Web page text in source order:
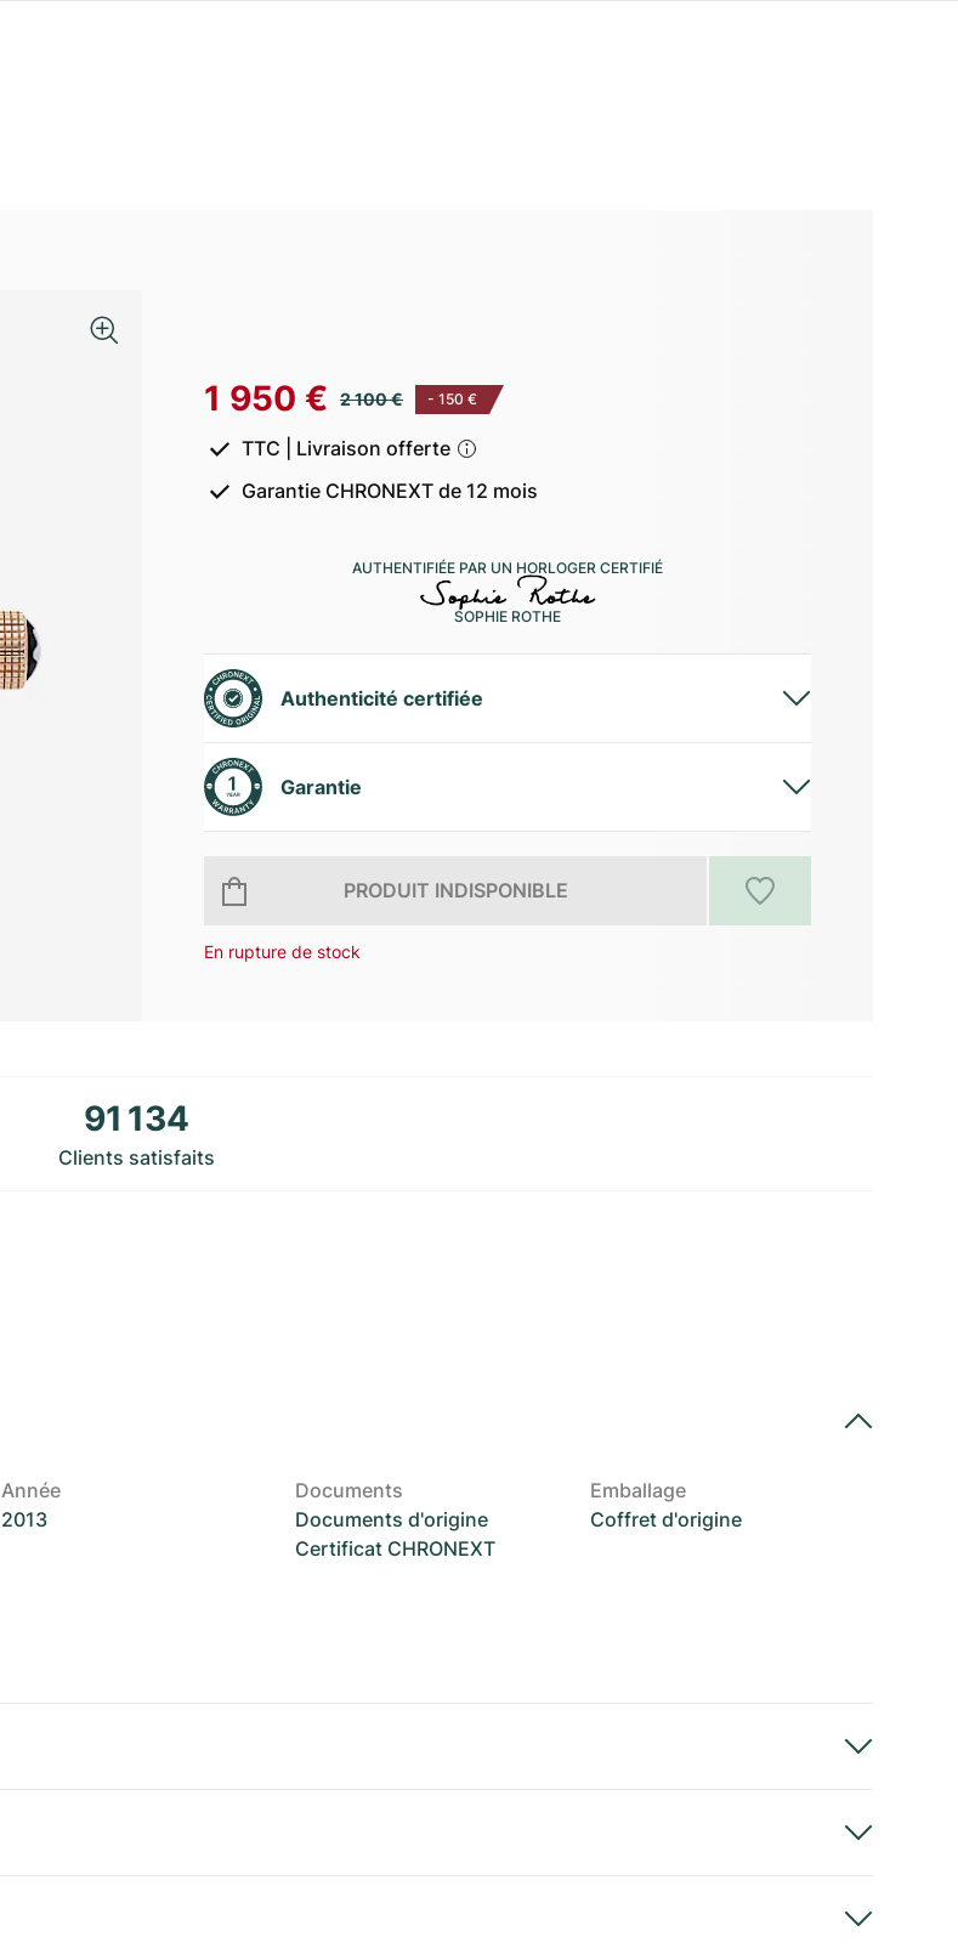
1 950 € 2 100 € - 150 €
TTC | Livraison offerte
Garantie CHRONEXT de 12 mois
AUTHENTIFIÉE PAR UN HORLOGER CERTIFIÉ
SOPHIE ROTHE
Authenticité certifiée
Garantie
PRODUIT INDISPONIBLE
En rupture de stock
91 134
Clients satisfaits
Année
2013
Documents
Documents d'origine
Certificat CHRONEXT
Emballage
Coffret d'origine